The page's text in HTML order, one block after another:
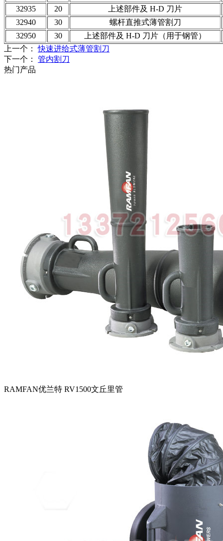
32935
20
上述部件及 H-D 刀片
32940
30
螺杆直推式薄管割刀
32950
30
上述部件及 H-D 刀片（用于钢管）
上一个：快速进给式薄管割刀
下一个： 管内割刀
热门产品
RAMFAN优兰特 RV1500文丘里管